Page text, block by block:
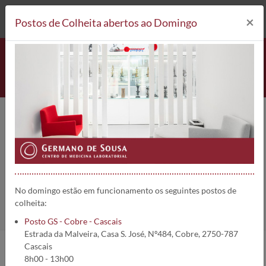
212 693 530* Postos de Colheita
Gardnerella vaginalis (DNA)
(PCR) (Fluidos biológicos) | 5138
Home Análises Gardnerella vaginalis (DNA) (PCR) (Fluidos biológicos)
Postos de Colheita abertos ao Domingo ×
No domingo estão em funcionamento os seguintes postos de
colheita:
Posto GS - Cobre - Cascais
Estrada da Malveira, Casa S. José, Nº484, Cobre, 2750-787
Cascais
8h00 - 13h00